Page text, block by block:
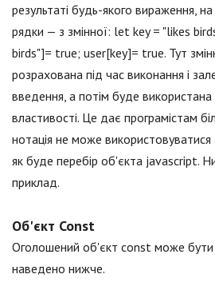
результаті будь-якого вираження, на
рядки — з змінної: let key = "likes
birds"]= true; user[key]= true. Тут
розрахована під час виконання і
введення, а потім буде
властивості. Це дає програмістам
нотація не може
як буде перебір об'єкта jаvascript.
приклад.
Об'єкт Const
Оголошений об'єкт const може бути
наведено нижче.